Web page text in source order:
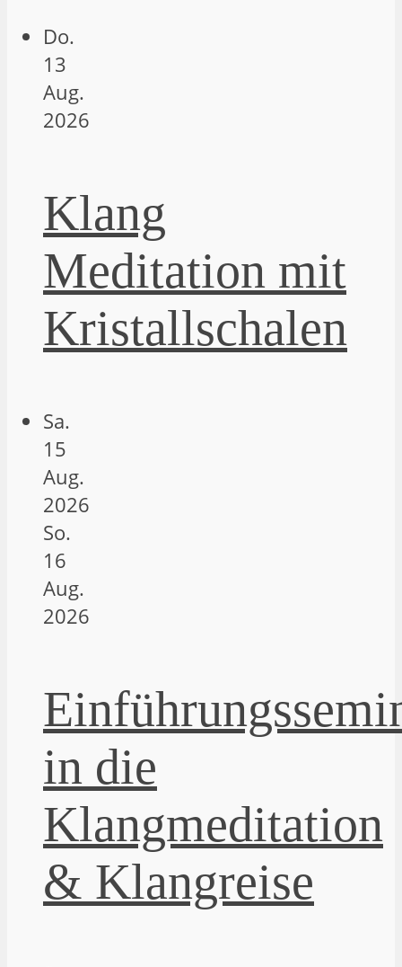
Do.
13
Aug.
2026
Klang
Meditation mit
Kristallschalen
Sa.
15
Aug.
2026
So.
16
Aug.
2026
in die
Klangmeditation
& Klangreise